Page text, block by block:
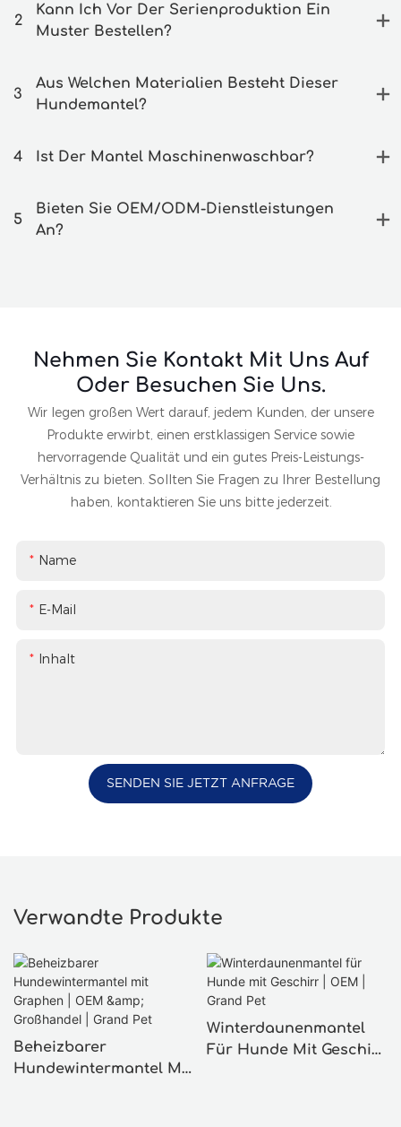
2
Kann Ich Vor Der Serienproduktion Ein
Muster Bestellen?
3
Aus Welchen Materialien Besteht Dieser
Hundemantel?
4 Ist Der Mantel Maschinenwaschbar?
5
Bieten Sie OEM/ODM-Dienstleistungen
An?
Nehmen Sie Kontakt Mit Uns Auf
Oder Besuchen Sie Uns.
Wir legen großen Wert darauf, jedem Kunden, der unsere
Produkte erwirbt, einen erstklassigen Service sowie
hervorragende Qualität und ein gutes Preis-Leistungs-
Verhältnis zu bieten. Sollten Sie Fragen zu Ihrer Bestellung
haben, kontaktieren Sie uns bitte jederzeit.
Name
E-Mail
Inhalt
SENDEN SIE JETZT ANFRAGE
Verwandte Produkte
Beheizbarer
Hundewintermantel Mit
Winterdaunenmantel
Für Hunde Mit Geschirr